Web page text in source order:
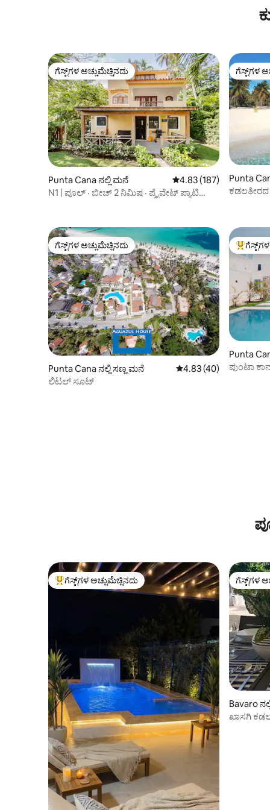
ಗೆಸ್ಟ್‌ಗಳ ಅಚ್ಚುಮೆಚ್ಚಿನದು
ಗೆಸ್ಟ್‌ಗಳ ಅಚ್ಚುಮೆಚ್ಚಿನದು
Punta Cana ನಲ್ಲಿ ಮನೆ 5 ರಲ್ಲಿ 4.83 ಸರಾಸರಿ
4.83 (187)
N1 | ಪೂಲ್ · ಬೀಚ್ 2 ನಿಮಿಷ · ಪ್ರೈವೇಟ್ ಪ್ಯಾಟಿಯೋ
ಗೆಸ್ಟ್‌ಗಳ
ಗೆಸ್ಟ್‌ಗಳ
Punta
ಗೆಸ್ಟ್‌ಗಳ ಅಚ್ಚುಮೆಚ್ಚಿನದು
ಗೆಸ್ಟ್‌ಗಳ ಅಚ್ಚುಮೆಚ್ಚಿನದು
Punta Cana ನಲ್ಲಿ ಸಣ್ಣ ಮನೆ 5 ರಲ್ಲಿ 4.83 ಸರಾಸರಿ
4.83 (40)
ಲಿಟಲ್ ಸೂಟ್
ಗೆಸ್ಟ್‌ಗಳಿಗೆ
Punta
ಪುಂಟಾ
ಗೆಸ್ಟ್‌ಗಳಿಗೆ ಅತಿ ಹೆಚ್ಚು ಅಚ್ಚುಮೆಚ್ಚಿನದು
ಗೆಸ್ಟ್‌ಗಳ ಅಚ್ಚುಮೆಚ್ಚಿನದು ಗೆಸ್ಟ್‌ಗಳ
ಗೆಸ್ಟ್‌ಗಳ
Bavaro
ಖಾಸಗಿ